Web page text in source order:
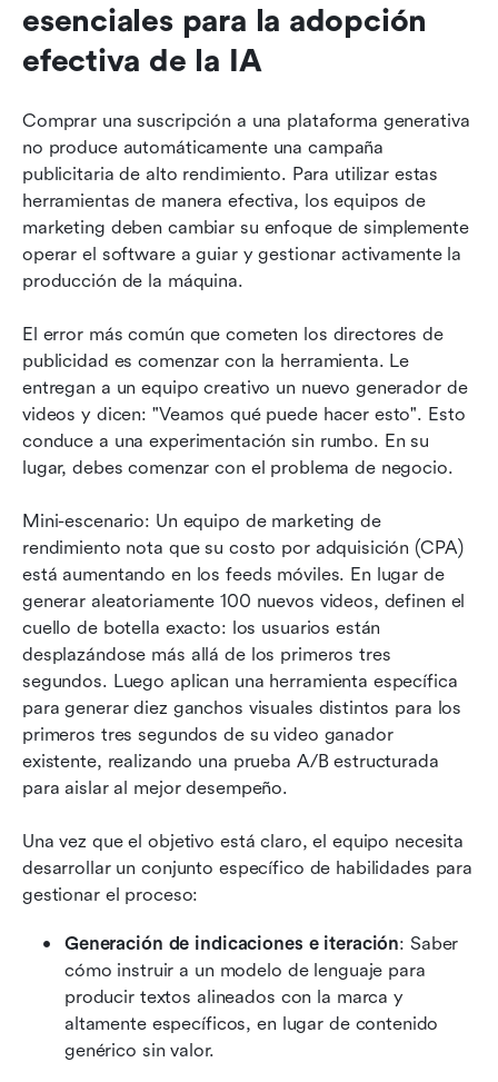
esenciales para la adopción
efectiva de la IA
Comprar una suscripción a una plataforma generativa
no produce automáticamente una campaña
publicitaria de alto rendimiento. Para utilizar estas
herramientas de manera efectiva, los equipos de
marketing deben cambiar su enfoque de simplemente
operar el software a guiar y gestionar activamente la
producción de la máquina.
El error más común que cometen los directores de
publicidad es comenzar con la herramienta. Le
entregan a un equipo creativo un nuevo generador de
videos y dicen: "Veamos qué puede hacer esto". Esto
conduce a una experimentación sin rumbo. En su
lugar, debes comenzar con el problema de negocio.
Mini-escenario: Un equipo de marketing de
rendimiento nota que su costo por adquisición (CPA)
está aumentando en los feeds móviles. En lugar de
generar aleatoriamente 100 nuevos videos, definen el
cuello de botella exacto: los usuarios están
desplazándose más allá de los primeros tres
segundos. Luego aplican una herramienta específica
para generar diez ganchos visuales distintos para los
primeros tres segundos de su video ganador
existente, realizando una prueba A/B estructurada
para aislar al mejor desempeño.
Una vez que el objetivo está claro, el equipo necesita
desarrollar un conjunto específico de habilidades para
gestionar el proceso:
Generación de indicaciones e iteración: Saber
cómo instruir a un modelo de lenguaje para
producir textos alineados con la marca y
altamente específicos, en lugar de contenido
genérico sin valor.